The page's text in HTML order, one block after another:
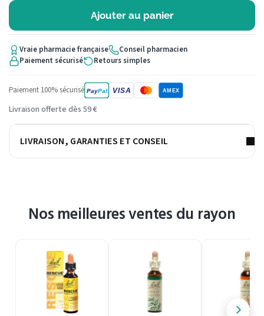
Ajouter au panier
Vraie pharmacie française
Conseil pharmacien
Paiement sécurisé
Retours simples
Paiement 100% sécurisé PayPal VISA AMEX
Livraison offerte dès 59 €
LIVRAISON, GARANTIES ET CONSEIL
Nos meilleures ventes du rayon